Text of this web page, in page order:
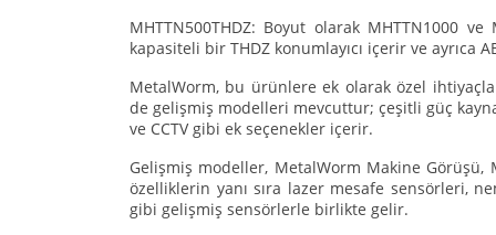
MHTTN500THDZ: Boyut olarak MHTTN1000
kapasiteli bir THDZ konumlayıcı içerir ve ayrıca
MetalWorm, bu ürünlere ek olarak özel
de gelişmiş modelleri mevcuttur; çeşitli güç
ve CCTV gibi ek seçenekler içerir.
Gelişmiş modeller, MetalWorm Makine Görüşü,
özelliklerin yanı sıra lazer mesafe sensörleri,
gibi gelişmiş sensörlerle birlikte gelir.